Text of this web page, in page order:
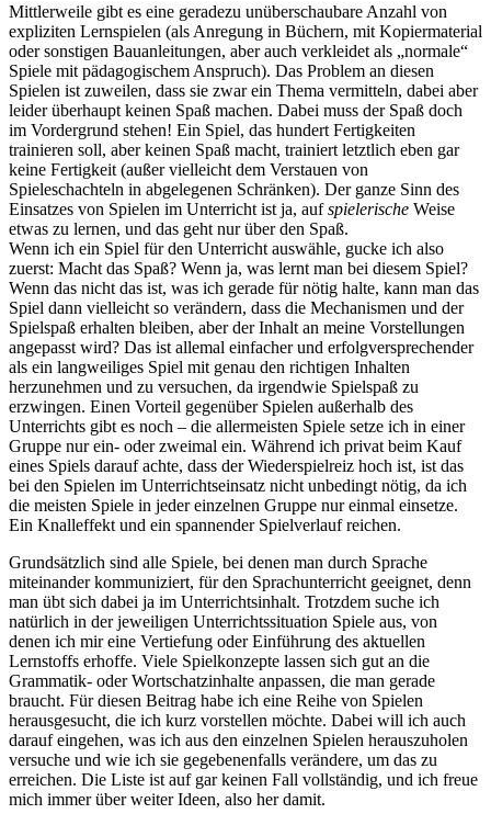
Mittlerweile gibt es eine geradezu unüberschaubare Anzahl von
expliziten Lernspielen (als Anregung in Büchern, mit Kopiermaterial
oder sonstigen Bauanleitungen, aber auch verkleidet als „normale“
Spiele mit pädagogischem Anspruch). Das Problem an diesen
Spielen ist zuweilen, dass sie zwar ein Thema vermitteln, dabei aber
leider überhaupt keinen Spaß machen. Dabei muss der Spaß doch
im Vordergrund stehen! Ein Spiel, das hundert Fertigkeiten
trainieren soll, aber keinen Spaß macht, trainiert letztlich eben gar
keine Fertigkeit (außer vielleicht dem Verstauen von
Spieleschachteln in abgelegenen Schränken). Der ganze Sinn des
Einsatzes von Spielen im Unterricht ist ja, aufspielerische Weise
etwas zu lernen, und das geht nur über den Spaß.
Wenn ich ein Spiel für den Unterricht auswähle, gucke ich also
zuerst: Macht das Spaß? Wenn ja, was lernt man bei diesem Spiel?
Wenn das nicht das ist, was ich gerade für nötig halte, kann man das
Spiel dann vielleicht so verändern, dass die Mechanismen und der
Spielspaß erhalten bleiben, aber der Inhalt an meine Vorstellungen
angepasst wird? Das ist allemal einfacher und erfolgversprechender
als ein langweiliges Spiel mit genau den richtigen Inhalten
herzunehmen und zu versuchen, da irgendwie Spielspaß zu
erzwingen. Einen Vorteil gegenüber Spielen außerhalb des
Unterrichts gibt es noch – die allermeisten Spiele setze ich in einer
Gruppe nur ein- oder zweimal ein. Während ich privat beim Kauf
eines Spiels darauf achte, dass der Wiederspielreiz hoch ist, ist das
bei den Spielen im Unterrichtseinsatz nicht unbedingt nötig, da ich
die meisten Spiele in jeder einzelnen Gruppe nur einmal einsetze.
Ein Knalleffekt und ein spannender Spielverlauf reichen.
Grundsätzlich sind alle Spiele, bei denen man durch Sprache
miteinander kommuniziert, für den Sprachunterricht geeignet, denn
man übt sich dabei ja im Unterrichtsinhalt. Trotzdem suche ich
natürlich in der jeweiligen Unterrichtssituation Spiele aus, von
denen ich mir eine Vertiefung oder Einführung des aktuellen
Lernstoffs erhoffe. Viele Spielkonzepte lassen sich gut an die
Grammatik- oder Wortschatzinhalte anpassen, die man gerade
braucht. Für diesen Beitrag habe ich eine Reihe von Spielen
herausgesucht, die ich kurz vorstellen möchte. Dabei will ich auch
darauf eingehen, was ich aus den einzelnen Spielen herauszuholen
versuche und wie ich sie gegebenenfalls verändere, um das zu
erreichen. Die Liste ist auf gar keinen Fall vollständig, und ich freue
mich immer über weiter Ideen, also her damit.